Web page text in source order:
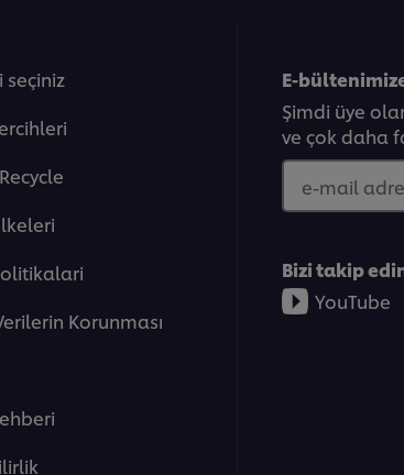
seçiniz
Korunması
E-
Şimdi üye
ve çok daha
e-mail
Bizi takip
YouTube